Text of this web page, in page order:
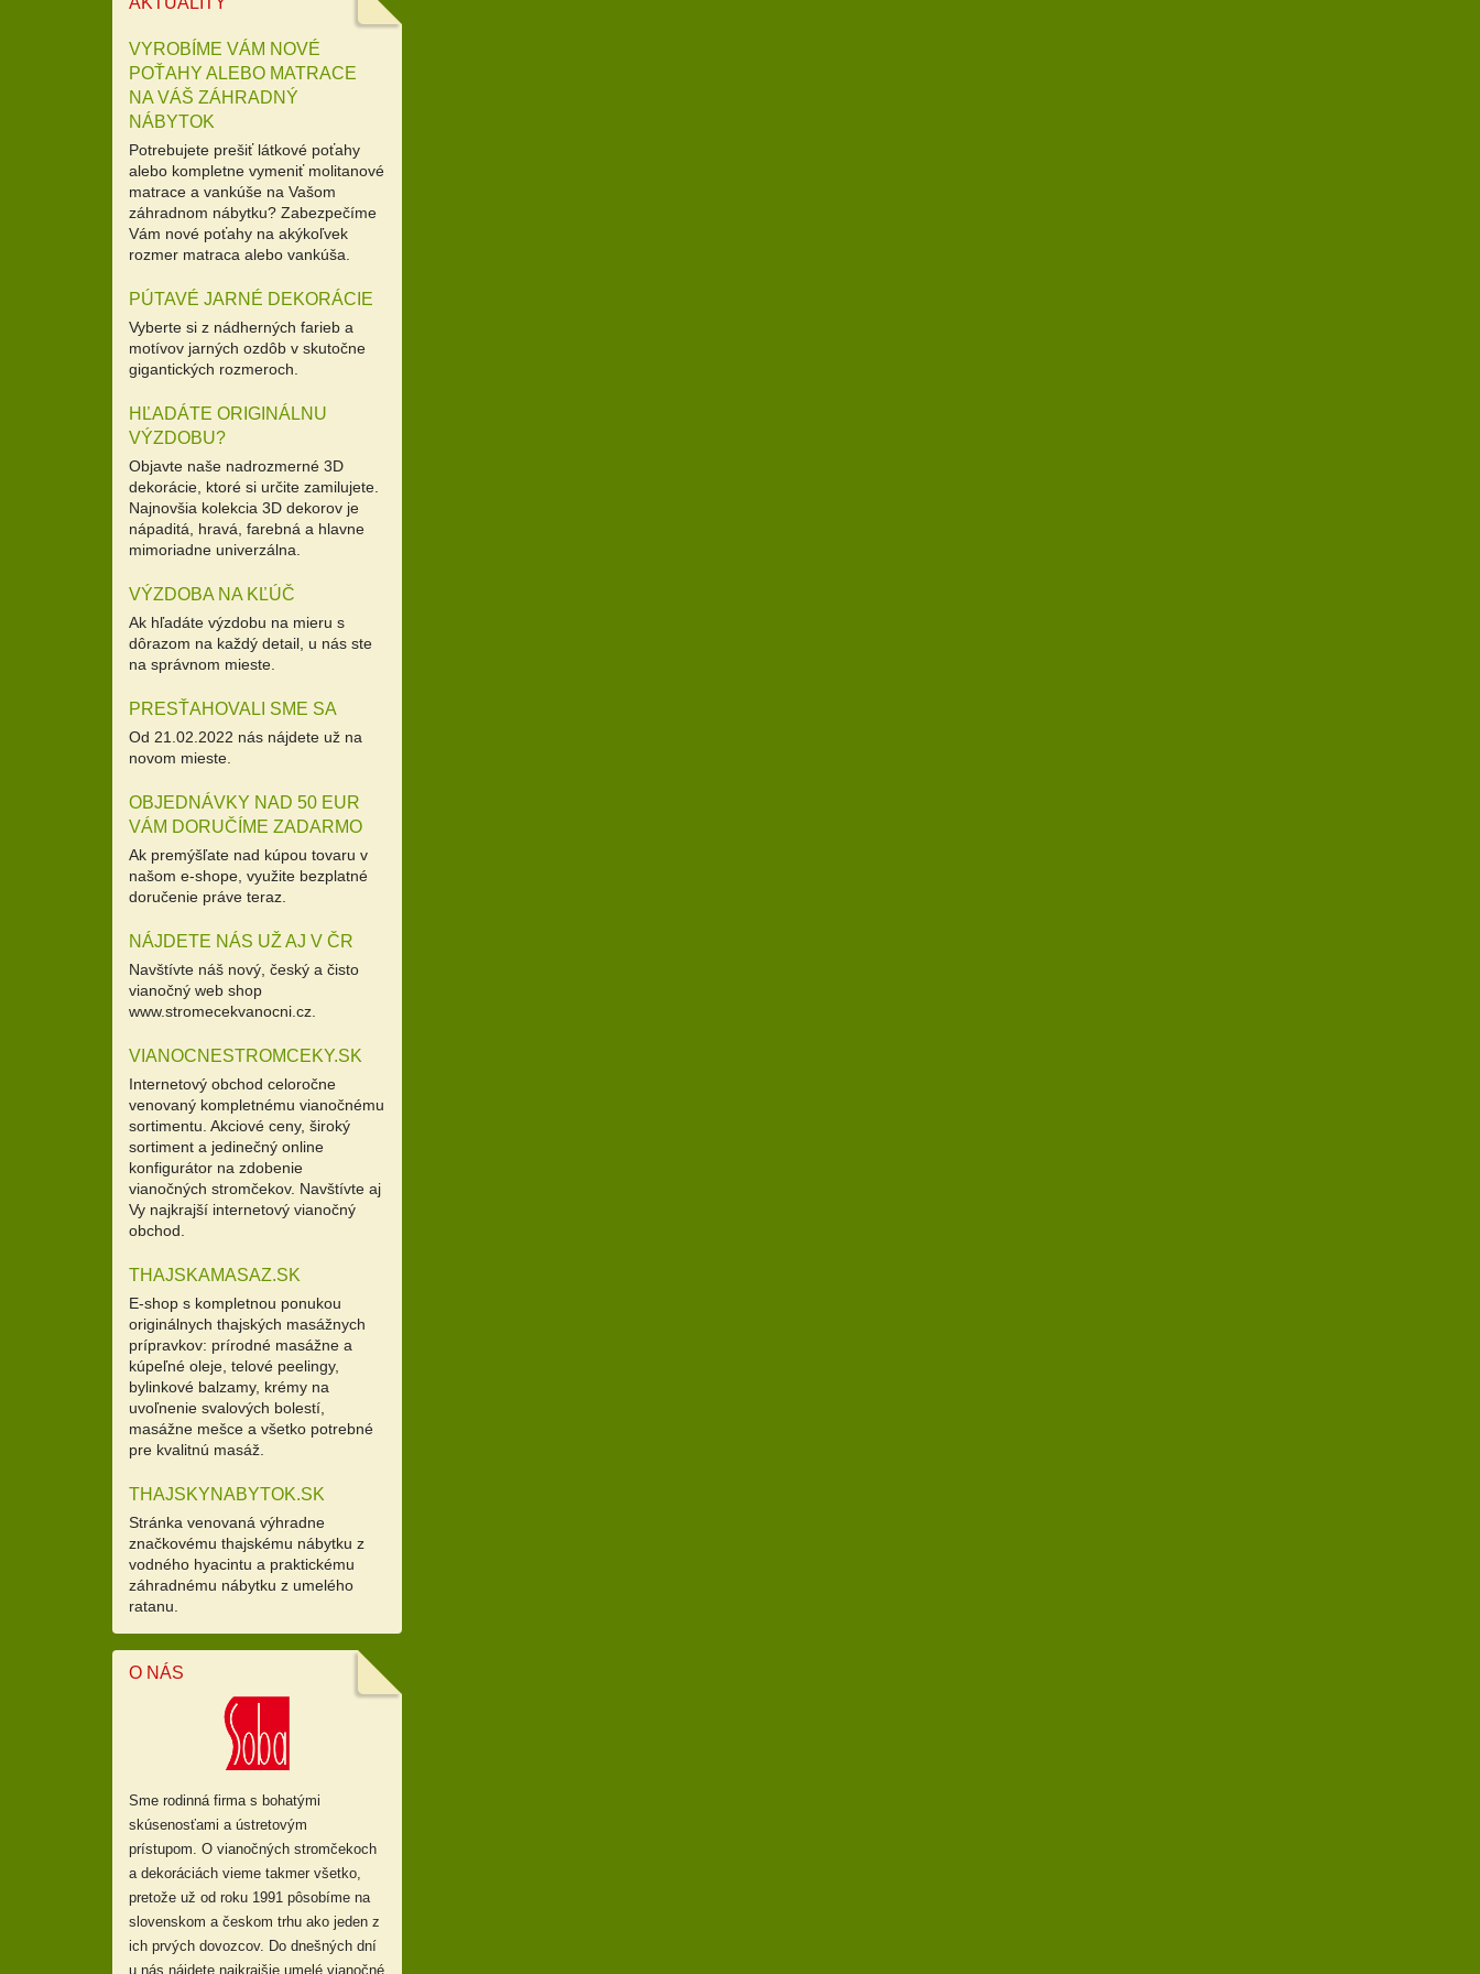
VYROBÍME VÁM NOVÉ
POŤAHY ALEBO MATRACE
NA VÁŠ ZÁHRADNÝ
NÁBYTOK
Potrebujete prešiť látkové poťahy
alebo kompletne vymeniť molitanové
matrace a vankúše na Vašom
záhradnom nábytku? Zabezpečíme
Vám nové poťahy na akýkoľvek
rozmer matraca alebo vankúša.
PÚTAVÉ JARNÉ DEKORÁCIE
Vyberte si z nádherných farieb a
motívov jarných ozdôb v skutočne
gigantických rozmeroch.
HĽADÁTE ORIGINÁLNU
VÝZDOBU?
Objavte naše nadrozmerné 3D
dekorácie, ktoré si určite zamilujete.
Najnovšia kolekcia 3D dekorov je
nápaditá, hravá, farebná a hlavne
mimoriadne univerzálna.
VÝZDOBA NA KĽÚČ
Ak hľadáte výzdobu na mieru s
dôrazom na každý detail, u nás ste
na správnom mieste.
PRESŤAHOVALI SME SA
Od 21.02.2022 nás nájdete už na
novom mieste.
OBJEDNÁVKY NAD 50 EUR
VÁM DORUČÍME ZADARMO
Ak premýšľate nad kúpou tovaru v
našom e-shope, využite bezplatné
doručenie práve teraz.
NÁJDETE NÁS UŽ AJ V ČR
Navštívte náš nový, český a čisto
vianočný web shop
www.stromecekvanocni.cz.
VIANOCNESTROMCEKY.SK
Internetový obchod celoročne
venovaný kompletnému vianočnému
sortimentu. Akciové ceny, široký
sortiment a jedinečný online
konfigurátor na zdobenie
vianočných stromčekov. Navštívte aj
Vy najkrajší internetový vianočný
obchod.
THAJSKAMASAZ.SK
E-shop s kompletnou ponukou
originálnych thajských masážnych
prípravkov: prírodné masážne a
kúpeľné oleje, telové peelingy,
bylinkové balzamy, krémy na
uvoľnenie svalových bolestí,
masážne mešce a všetko potrebné
pre kvalitnú masáž.
THAJSKYNABYTOK.SK
Stránka venovaná výhradne
značkovému thajskému nábytku z
vodného hyacintu a praktickému
záhradnému nábytku z umelého
ratanu.
O NÁS
Sme rodinná firma s bohatými
skúsenosťami a ústretovým
prístupom. O vianočných stromčekoch
a dekoráciách vieme takmer všetko,
pretože už od roku 1991 pôsobíme na
slovenskom a českom trhu ako jeden z
ich prvých dovozcov. Do dnešných dní
u nás nájdete najkrajšie umelé vianočné